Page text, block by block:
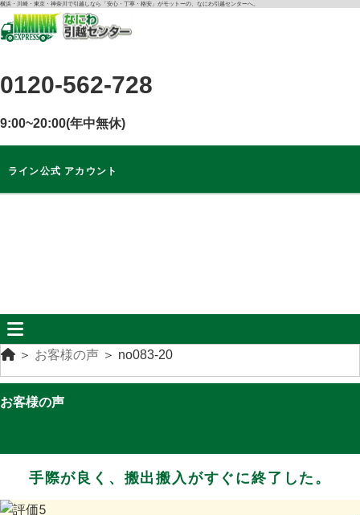
コ
ン
ツ
ス
キ
ッ
横浜・川崎・東京・神奈川で引越しなら「安心・丁寧・格安」がモットーの、なにわ引越センターへ。
0120-562-728
9:00~20:00(年中無休)
ライン公式 アカウント
＞ お客様の声 ＞ no083-20
お客様の声
手際が良く、搬出搬入がすぐに終了した。